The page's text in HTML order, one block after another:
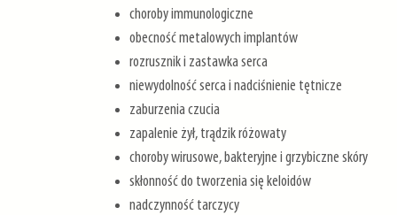
choroby immunologiczne
obecność metalowych implantów
rozrusznik i zastawka serca
niewydolność serca i nadciśnienie tętnicze
zaburzenia czucia
zapalenie żył, trądzik różowaty
choroby wirusowe, bakteryjne i grzybiczne skóry
skłonność do tworzenia się keloidów
nadczynność tarczycy